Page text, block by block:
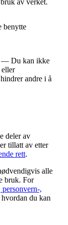
av verket.
— Du kan ikke
andre i å
deler av
tillatt av etter
rett.
alle
bruk. For
personvern-,
hvordan du kan